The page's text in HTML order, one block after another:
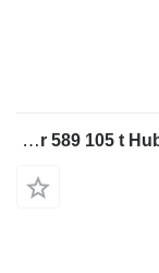
Caterpillar 589 105 t Hubkraft 8x PIPELAYER MIETE / RENTAL